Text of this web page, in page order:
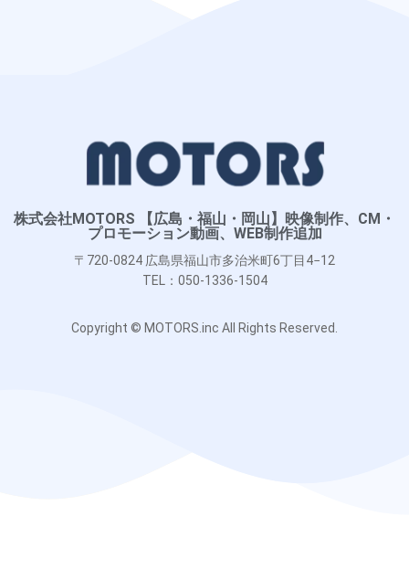
株式会社MOTORS 【広島・福山・岡山】映像制作、CM・
プロモーション動画、WEB制作追加
〒720-0824 広島県福山市多治米町6丁目4−12
TEL：050-1336-1504
Copyright © MOTORS.inc All Rights Reserved.